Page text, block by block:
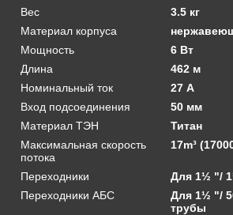
Вес
3.5 кг
Материал корпуса
Мощность
6 Вт
Длина
462 м
Номинальный ток
27 А
Вход подсоединения
50 мм
Материал ТЭН
Титан
Максимальная скорость
потока
17m³
Переходники
Для 1½ "/
Переходники АБС
Для 1½ "/
трубы